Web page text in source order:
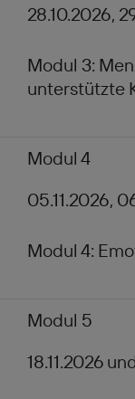
28.10.2026,
Modul 3:
unterstützte
Modul 4
05.11.2026,
Modul 4:
Modul 5
18.11.2026